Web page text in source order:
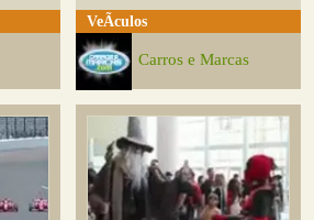
VeÃ­culos
Carros e Marcas